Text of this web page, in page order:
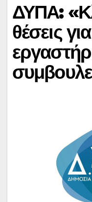
ΔΥΠΑ:
θέσεις